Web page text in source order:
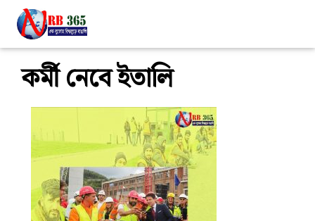
কর্মী নেবে ইতালি